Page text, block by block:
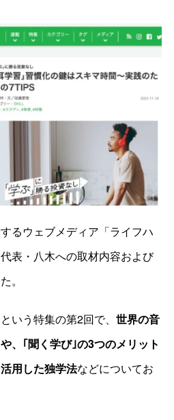
るウェブメディア「ライフハ
表・八木への取材内容および
。
という特集の第2回で、 世界の音
、｢聞く学び｣の3つのメリット
用した独学法などについてお